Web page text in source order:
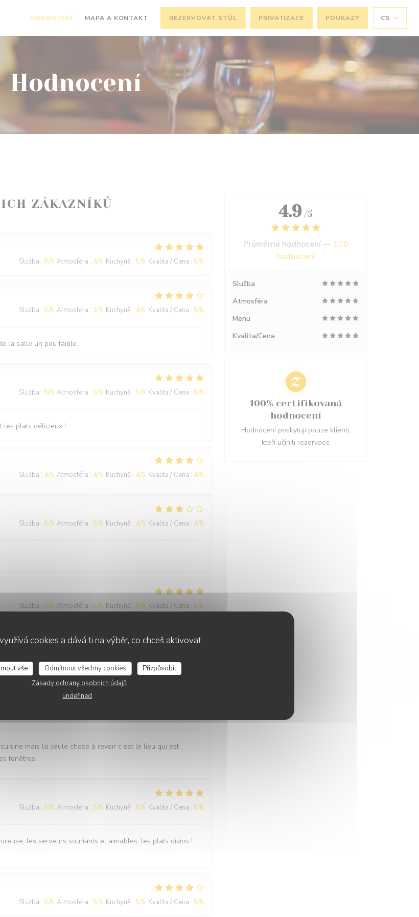
cookies a dává ti na výběr, co chceš aktivovat
vše Odmítnout všechny cookies
Přizpůsobit
Zásady ochrany osobních údajů
undefined
HODNOCENÍ MAPA A KONTAKT REZERVOVAT STŮL PRIVATIZACE POUKAZY CS
Hodnocení
ZÁKAZNÍKŮ
Služba : 5/5 Atmosféra : 4/5 Kuchyně : 5/5 Kvalita / Cena : 5/5
Služba : 5/5 Atmosféra : 3/5 Kuchyně : 4/5 Kvalita / Cena : 5/5
la salle un peu faible.
Služba : 5/5 Atmosféra : 5/5 Kuchyně : 5/5 Kvalita / Cena : 5/5
les plats délicieux !
Služba : 4/5 Atmosféra : 4/5 Kuchyně : 4/5 Kvalita / Cena : 4/5
Služba : 5/5 Atmosféra : 5/5 Kuchyně : 4/5 Kvalita / Cena : 3/5
Služba : 5/5 Atmosféra : 5/5 Kuchyně : 5/5 Kvalita / Cena : 5/5
kitchen and up the stairs). Service was excellent and
flavours. One minor comment is that it was cold - other
mais la seule chose à revoir c est le lieu qui est
fenêtres .
Služba : 5/5 Atmosféra : 5/5 Kuchyně : 5/5 Kvalita / Cena : 5/5
les serveurs souriants et aimables, les plats divins !
Služba : 5/5 Atmosféra : 5/5 Kuchyně : 5/5 Kvalita / Cena : 5/5
4.9 /5
Průměrné hodnocení — 170
hodnoceni
Služba
Atmosféra
Menu
Kvalita/Cena
100% certifikovaná
hodnocení
Hodnocení poskytují pouze klienti,
kteří učinili rezervace